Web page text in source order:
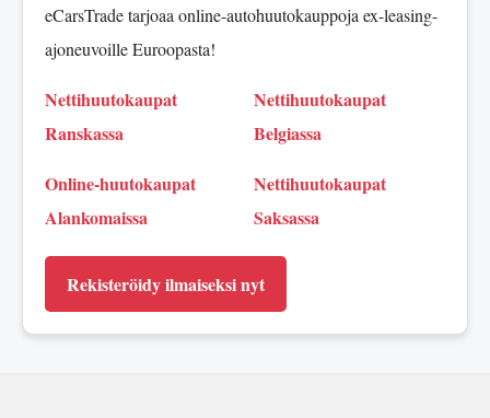
eCarsTrade tarjoaa online-autohuutokauppoja ex-leasing-
ajoneuvoille Euroopasta!
Nettihuutokaupat
Ranskassa
Nettihuutokaupat
Belgiassa
Online-huutokaupat
Alankomaissa
Nettihuutokaupat
Saksassa
Rekisteröidy ilmaiseksi nyt